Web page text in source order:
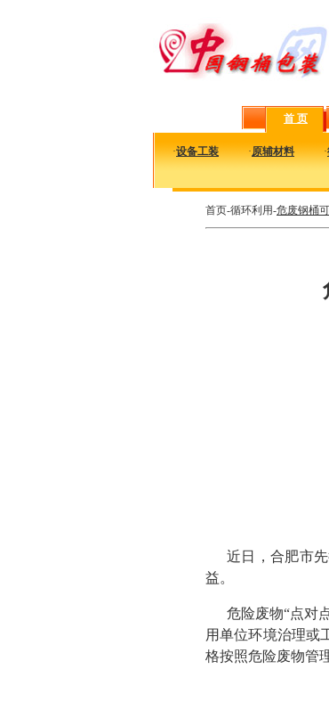
首 页
·设备工装 ·原辅材料 ·
首页-循环利用-危废钢桶
近日，合肥市
益。
危险废物“点对
用单位环境治理或
格按照危险废物管